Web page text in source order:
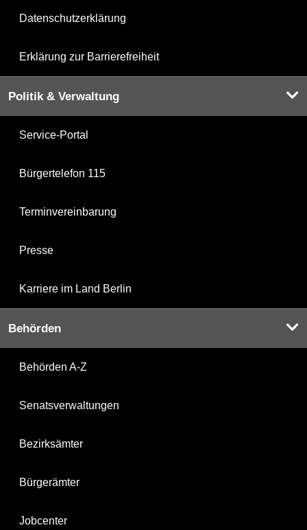
Datenschutzerklärung
Erklärung zur Barrierefreiheit
Politik & Verwaltung
Service-Portal
Bürgertelefon 115
Terminvereinbarung
Presse
Karriere im Land Berlin
Behörden
Behörden A-Z
Senatsverwaltungen
Bezirksämter
Bürgerämter
Jobcenter